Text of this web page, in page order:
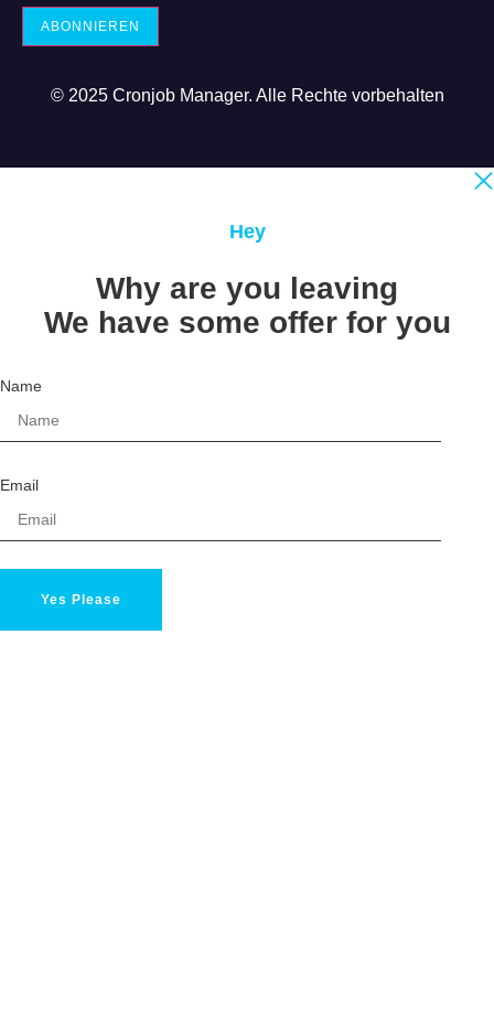
ABONNIEREN
© 2025 Cronjob Manager. Alle Rechte vorbehalten
Hey
Why are you leaving
We have some offer for you
Name
Email
Yes Please